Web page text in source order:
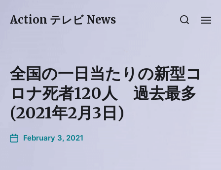
Action テレビ News
全国の一日当たりの新型コ
ロナ死者120人 過去最多
(2021年2月3日)
February 3, 2021